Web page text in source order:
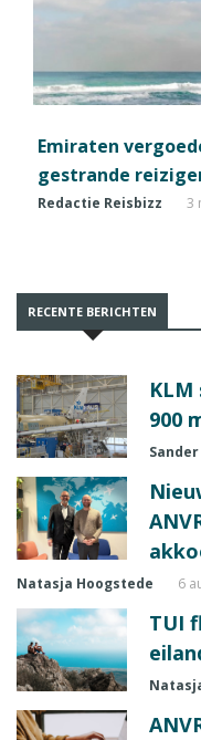
Emiraten
gestrande
Redactie Reisbizz 3
RECENTE BERICHTEN
900
Natasja Hoogstede 6
TUI